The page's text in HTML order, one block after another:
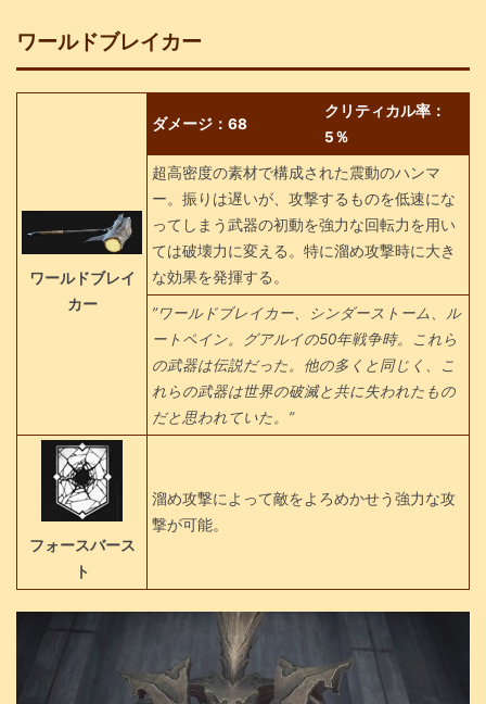
ワールドブレイカー
ワールドブレイ
カー
ダメージ：68
クリティカル率：
5％
超高密度の素材で構成された震動のハンマ
ー。振りは遅いが、攻撃するものを低速にな
ってしまう武器の初動を強力な回転力を用い
ては破壊力に変える。特に溜め攻撃時に大き
な効果を発揮する。
”ワールドブレイカー、シンダーストーム、ル
ートペイン。グアルイの50年戦争時。これら
の武器は伝説だった。他の多くと同じく、こ
れらの武器は世界の破滅と共に失われたもの
だと思われていた。”
フォースバース
ト
溜め攻撃によって敵をよろめかせう強力な攻
撃が可能。